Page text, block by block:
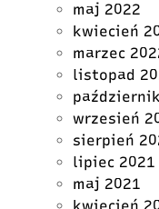
maj 2022
kwiecień
marzec
listopad
wrzesień
sierpień
lipiec 2021
maj 2021